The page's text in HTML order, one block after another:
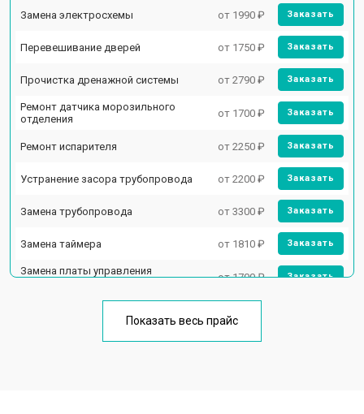
Замена электросхемы от 1990 ₽ Заказать
Перевешивание дверей от 1750 ₽ Заказать
Прочистка дренажной системы от 2790 ₽ Заказать
Ремонт датчика морозильного
отделения
от 1700 ₽ Заказать
Ремонт испарителя от 2250 ₽ Заказать
Устранение засора трубопровода от 2200 ₽ Заказать
Замена трубопровода от 3300 ₽ Заказать
Замена таймера от 1810 ₽ Заказать
Замена платы управления
от 1700 ₽ Заказать
Ремонт/замена датчика
Замена термостата от 1700 ₽
Показать весь прайс